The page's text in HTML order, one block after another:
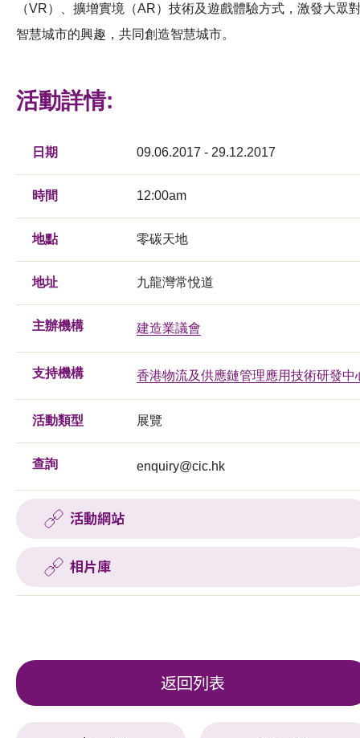
（VR）、擴增實境（AR）技術及遊戲體驗方式，激發大眾
智慧城市的興趣，共同創造智慧城市。
活動詳情:
日期 09.06.2017 - 29.12.2017
時間 12:00am
地點 零碳天地
地址 九龍灣常悅道
主辦機構 建造業議會
支持機構 香港物流及供應鏈管理應用技術研發中
活動類型 展覽
查詢 enquiry@cic.hk
活動網站
相片庫
返回列表